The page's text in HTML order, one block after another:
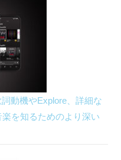
動機やExplore、詳細な
を知るためのより深い